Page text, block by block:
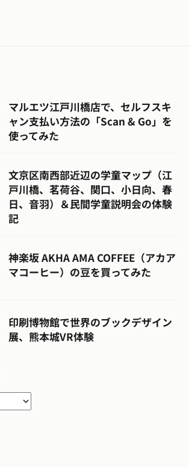
マルエツ江戸川橋店で、セルフスキ
ャン支払い方法の「Scan & Go」を
使ってみた
文京区南西部近辺の学童マップ（江
戸川橋、茗荷谷、関口、小日向、春
日、音羽）＆民間学童説明会の体験
記
神楽坂 AKHA AMA COFFEE（アカア
マコーヒー）の豆を買ってみた
印刷博物館で世界のブックデザイン
展、熊本城VR体験